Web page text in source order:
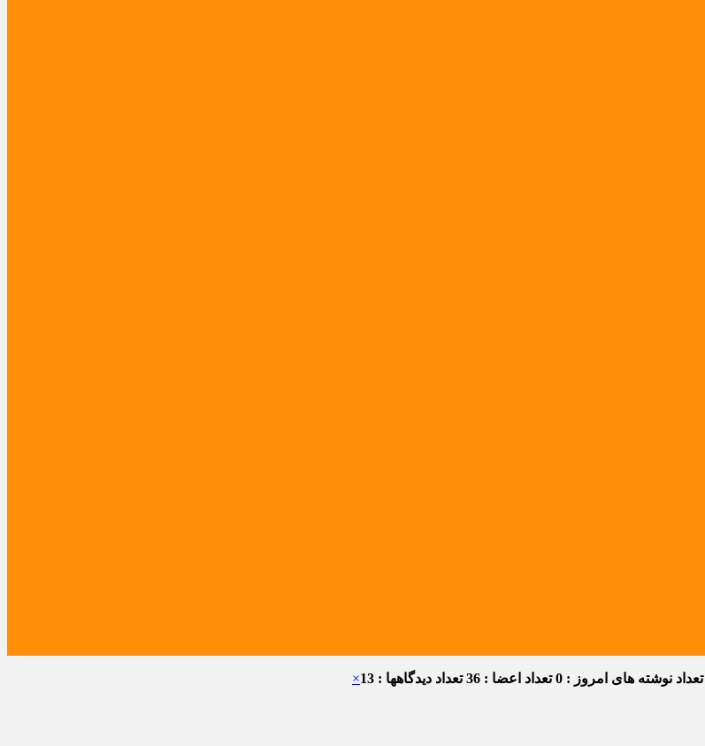
تعداد نوشته های امروز : 0 تعداد اعضا : 36 تعداد دیدگاهها : 13 ×